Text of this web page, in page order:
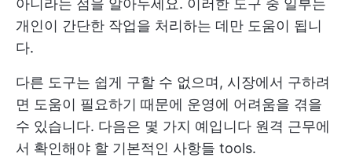
아니라는 점을 알아두세요. 이러한 도구 중 일부는
개인이 간단한 작업을 처리하는 데만 도움이 됩니
다.
다른 도구는 쉽게 구할 수 없으며, 시장에서 구하려
면 도움이 필요하기 때문에 운영에 어려움을 겪을
수 있습니다. 다음은 몇 가지 예입니다 원격 근무에
서 확인해야 할 기본적인 사항들 tools.